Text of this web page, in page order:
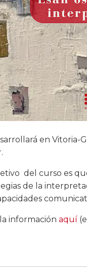
en Vitoria-
del curso es
de la
información aquí